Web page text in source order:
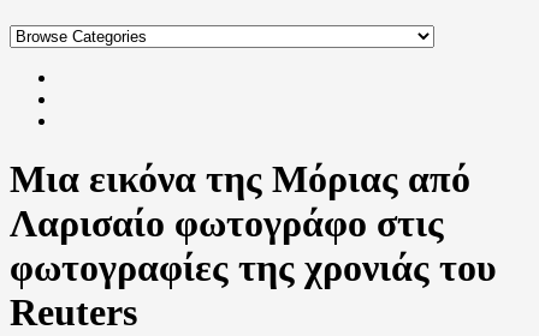
Μια εικόνα της Μόριας από
Λαρισαίο φωτογράφο στις
φωτογραφίες της χρονιάς του
Reuters